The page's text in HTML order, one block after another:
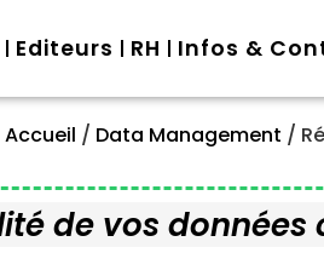
Editeurs RH Infos &
Accueil / Data Management /
de vos données